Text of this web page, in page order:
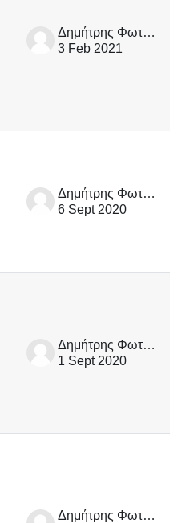
Δημήτρης Φωτάκης
3 Feb 2021
Δημήτρης Φωτάκης
6 Sept 2020
Δημήτρης Φωτάκης
1 Sept 2020
Δημήτρης Φωτάκης